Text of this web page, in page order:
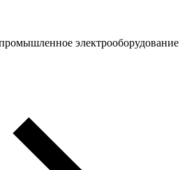
электрооборудование